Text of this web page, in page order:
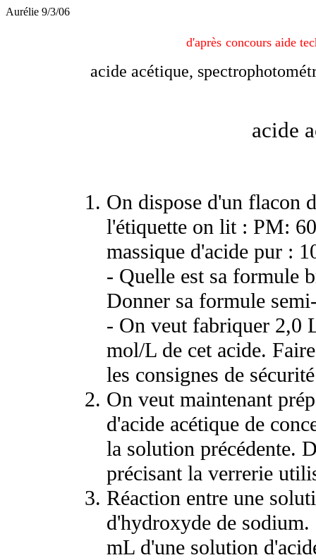
Aurélie 9/3/06
d'après concours aide
acide acétique,
acide
On dispose d'un flacon
l'étiquette on lit : PM:
massique d'acide pur :
- Quelle est sa formule
Donner sa formule
- On veut fabriquer 2,0
mol/L de cet acide.
les consignes de
On veut maintenant
d'acide acétique de
la solution précédente.
précisant la verrerie
Réaction entre une
d'hydroxyde de
mL d'une solution